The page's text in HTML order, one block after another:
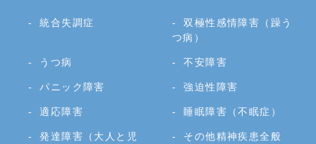
統合失調症
双極性感情障害（躁う
つ病）
うつ病 不安障害
パニック障害 強迫性障害
適応障害 睡眠障害（不眠症）
発達障害（大人と児
その他精神疾患全般